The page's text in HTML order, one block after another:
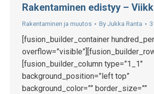
Rakentaminen edistyy –
Rakentaminen ja muutos By Jukka Ranta
[fusion_builder_container
[fusion_builder_column type=”1_1″
background_position=”left top”
background_color=”” border_size=””